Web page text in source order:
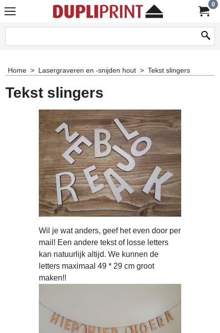
0
Home > Lasergraveren en -snijden hout > Tekst slingers
Tekst slingers
Wil je wat anders, geef het even door per
mail! Een andere tekst of losse letters
kan natuurlijk altijd. We kunnen de
letters maximaal 49 * 29 cm groot
maken!!